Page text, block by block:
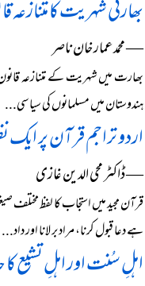
بھارتی شہریت کا
― محمد عمار خان ناصر
بھارت میں شہریت کے متنازعہ قانون
ہندوستان میں مسلمانوں کی سیاسی...
اردو تراجم قرآن پر ایک
― ڈاکٹر محی الدین غازی
قرآن مجید میں استجاب کا لفظ
ہے دعا قبول کرنا، مراد بر لانا اور داد...
اہلِ سُنت اور اہلِ تشیع کا